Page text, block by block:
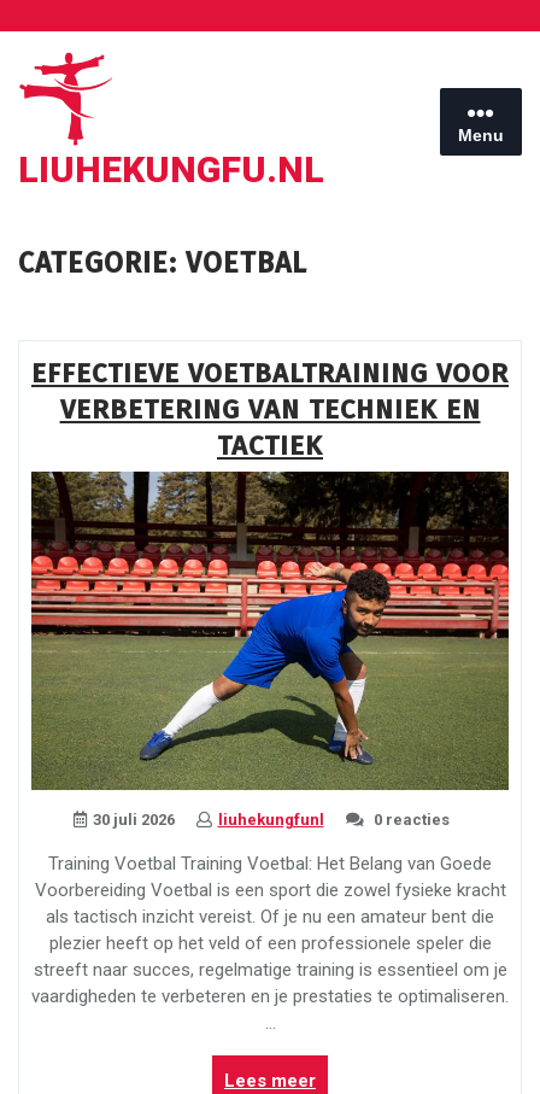
inhoud
LIUHEKUNGFU.NL
Menu
CATEGORIE:VOETBAL
EFFECTIEVE VOETBALTRAINING VOOR
VERBETERING VAN TECHNIEK EN
TACTIEK
30 juli 2026 liuhekungfunl 0 reacties
Training Voetbal Training Voetbal: Het Belang van Goede
Voorbereiding Voetbal is een sport die zowel fysieke kracht
als tactisch inzicht vereist. Of je nu een amateur bent die
plezier heeft op het veld of een professionele speler die
streeft naar succes, regelmatige training is essentieel om je
vaardigheden te verbeteren en je prestaties te optimaliseren.
…
Lees meer“Effectieve